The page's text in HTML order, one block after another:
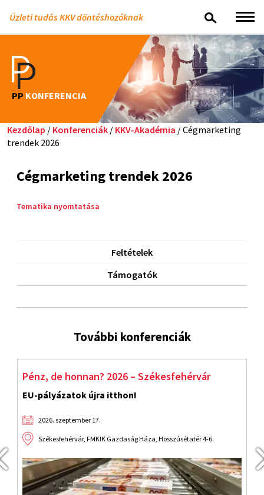
Üzleti tudás KKV döntéshozóknak
PP KONFERENCIA
Kezdőlap / Konferenciák / KKV-Akadémia / Cégmarketing
trendek 2026
Cégmarketing trendek 2026
Tematika nyomtatása
Feltételek
Támogatók
További konferenciák
Pénz, de honnan? 2026 – Székesfehérvár
EU-pályázatok újra itthon!
2026. szeptember 17.
Székesfehérvár, FMKIK Gazdaság Háza, Hosszúsétatér 4-6.